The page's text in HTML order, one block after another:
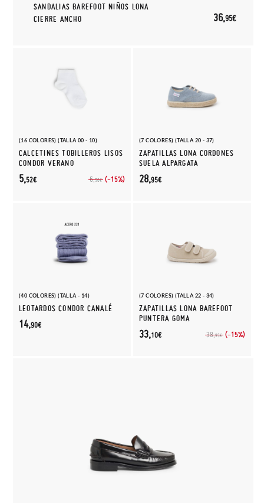
SANDALIAS BAREFOOT NIÑOS LONA
CIERRE ANCHO
36,95€
(16 COLORES) (TALLA 00 - 10)
CALCETINES TOBILLEROS LISOS
CONDOR VERANO
6,50€ (-15%)
5,52€
(7 COLORES) (TALLA 20 - 37)
ZAPATILLAS LONA CORDONES
SUELA ALPARGATA
28,95€
(40 COLORES) (TALLA - 14)
LEOTARDOS CONDOR CANALÉ
14,90€
(7 COLORES) (TALLA 22 - 34)
ZAPATILLAS LONA BAREFOOT
PUNTERA GOMA
38,95€ (-15%)
33,10€